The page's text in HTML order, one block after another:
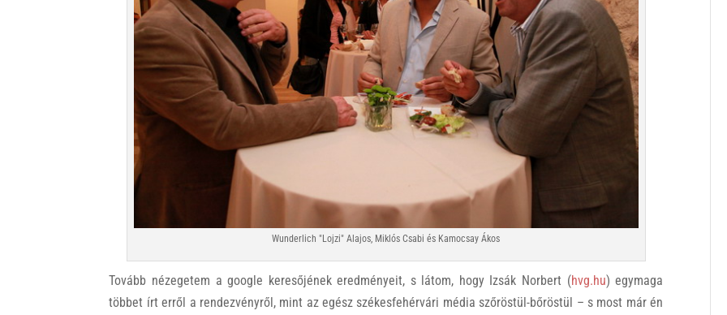
Wunderlich "Lojzi" Alajos, Miklós Csabi és Kamocsay Ákos
Tovább nézegetem a google keresőjének eredményeit, s látom, hogy Izsák Norbert (hvg.hu) egymaga
többet írt erről a rendezvényről, mint az egész székesfehérvári média szőröstül-bőröstül – s most már én